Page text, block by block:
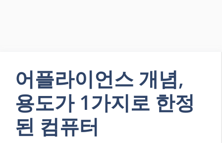
어플라이언스 개념,
용도가 1가지로 한정
된 컴퓨터